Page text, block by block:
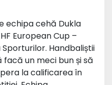
echipa cehă Dukla
European Cup –
Sporturilor. Handbaliștii
un meci bun și să
la calificarea în